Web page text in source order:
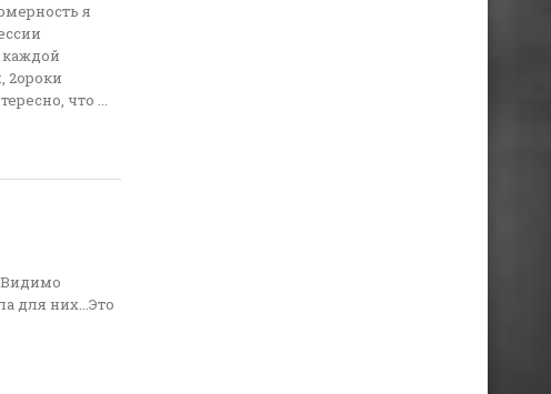
я
каждой
2ороки
что ...
для них...Это